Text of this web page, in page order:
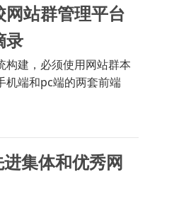
站群管理平台
录
构建，必须使用网站群本
机端和pc端的两套前端
集体和优秀网